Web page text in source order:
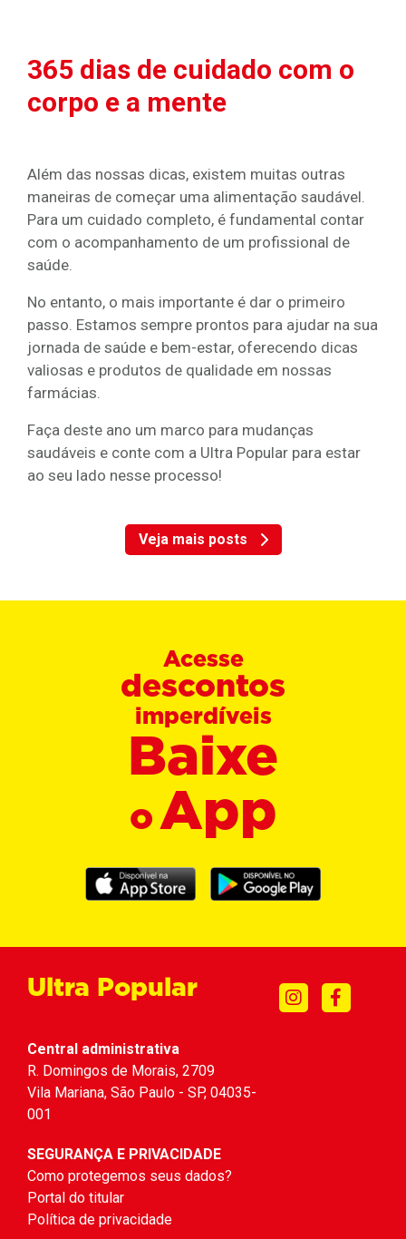
365 dias de cuidado com o
corpo e a mente
Além das nossas dicas, existem muitas outras
maneiras de começar uma alimentação saudável.
Para um cuidado completo, é fundamental contar
com o acompanhamento de um profissional de
saúde.
No entanto, o mais importante é dar o primeiro
passo. Estamos sempre prontos para ajudar na sua
jornada de saúde e bem-estar, oferecendo dicas
valiosas e produtos de qualidade em nossas
farmácias.
Faça deste ano um marco para mudanças
saudáveis e conte com a Ultra Popular para estar
ao seu lado nesse processo!
Veja mais posts
Acesse
descontos
imperdíveis
Baixe
oApp
Ultra Popular
Central administrativa
R. Domingos de Morais, 2709
Vila Mariana, São Paulo - SP, 04035-
001
SEGURANÇA E PRIVACIDADE
Como protegemos seus dados?
Portal do titular
Política de privacidade